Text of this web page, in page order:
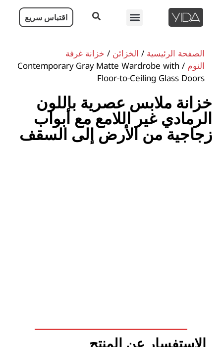
اقتباس سريع
الصفحة الرئيسية / الخزائن / خزانة غرفة
النوم
/ Contemporary Gray Matte Wardrobe with
Floor-to-Ceiling Glass Doors
خزانة ملابس عصرية باللون
الرمادي غير اللامع مع أبواب
زجاجية من الأرض إلى السقف